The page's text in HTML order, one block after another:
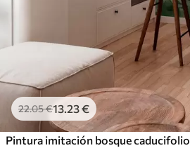
22.05€13.23€
Pintura imitación bosque caducifolio